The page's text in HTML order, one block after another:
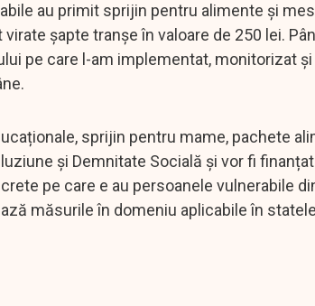
au primit sprijin pentru alimente și
șapte tranșe în valoare de 250 lei.
pe care l-am implementat, monitorizat
sprijin pentru mame, pachete
și Demnitate Socială și vor fi
pe care e au persoanele vulnerabile
măsurile în domeniu aplicabile în